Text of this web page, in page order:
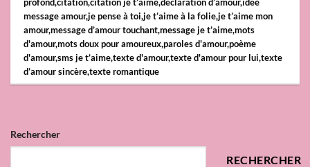
message amour,je pense à toi,je t’aime à la folie,je t’aime mon
amour,message d’amour touchant,message je t’aime,mots
d'amour,mots doux pour amoureux,paroles d'amour,poème
d'amour,sms je t’aime,texte d'amour,texte d'amour pour lui,texte
d’amour sincère,texte romantique
Rechercher
RECHERCHER